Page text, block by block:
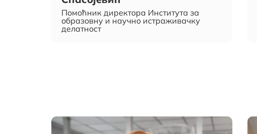
Помоћник директора Института за
образовну и научно истраживачку
делатност